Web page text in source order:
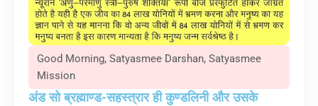
Good Morning, Satyasmee Darshan, Satyasmee
Mission
अंड सो ब्रह्माण्ड-सहस्त्रार ही कुण्डलिनी और उसके